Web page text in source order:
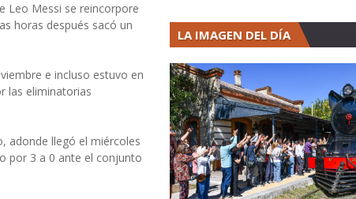
Leo Messi se reincorpore
horas después sacó un
e incluso estuvo en
las eliminatorias
adonde llegó el miércoles
por 3 a 0 ante el conjunto
LA IMAGEN DEL DÍA